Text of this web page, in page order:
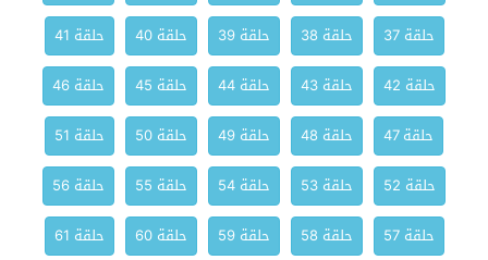
حلقة 37
حلقة 38 حلقة 39 حلقة 40
حلقة 41
حلقة 42
حلقة 43 حلقة 44 حلقة 45
حلقة 46
حلقة 47
حلقة 48 حلقة 49 حلقة 50
حلقة 51
حلقة 52
حلقة 53 حلقة 54 حلقة 55
حلقة 56
حلقة 57
حلقة 58 حلقة 59 حلقة 60
حلقة 61